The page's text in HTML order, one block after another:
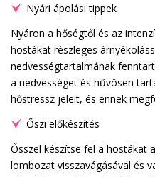
Nyári ápolási tippek
Nyáron a hőségtől és az
hostákat részleges
nedvességtartalmának
a nedvességet és hűvösen
hőstressz jeleit, és ennek
Őszi előkészítés
Ősszel készítse fel a hostákat
lombozat visszavágásával és